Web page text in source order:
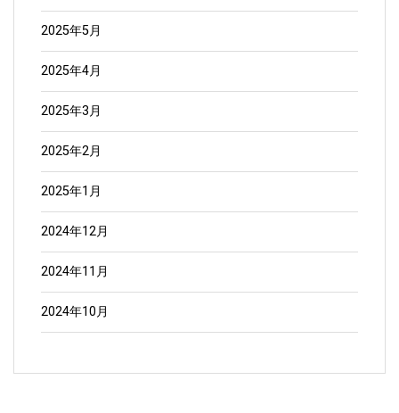
2025年5月
2025年4月
2025年3月
2025年2月
2025年1月
2024年12月
2024年11月
2024年10月